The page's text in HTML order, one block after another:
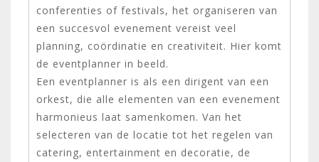
conferenties of festivals, het organiseren van
een succesvol evenement vereist veel
planning, coördinatie en creativiteit. Hier komt
de eventplanner in beeld.
Een eventplanner is als een dirigent van een
orkest, die alle elementen van een evenement
harmonieus laat samenkomen. Van het
selecteren van de locatie tot het regelen van
catering, entertainment en decoratie, de